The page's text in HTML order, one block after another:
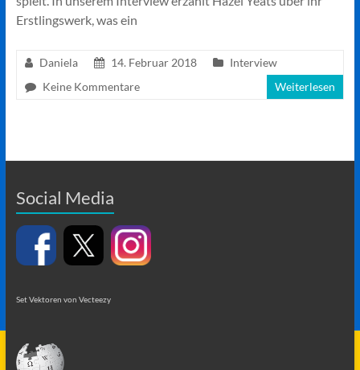
Erstlingswerk, was ein
Daniela 14. Februar 2018
Interview
Keine Kommentare
Weiterlesen
Social Media
Set Vektoren von Vecteezy